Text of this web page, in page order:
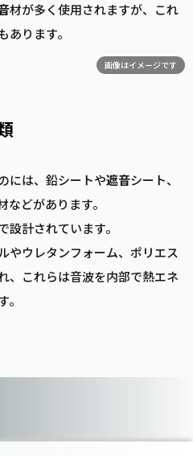
材が多く使用されますが、これ
ります。
画像はイメージです
には、鉛シートや遮音シート、
どがあります。
設計されています。
やウレタンフォーム、ポリエス
、これらは音波を内部で熱エネ